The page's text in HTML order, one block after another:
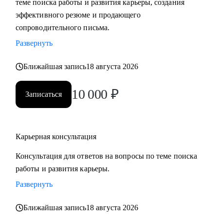
сложные вопросы.
Кому могу помочь:
среднего звена
при смене деятельности, перерыве в карьере, в том числе
• Административный персонал
• Страхование
• Продажи / Услуги
• Информационные технологии
Мой подход в работе – не делаю за вас, делаю вместе с
теме поиска работы и развития карьеры, создания
эффективного резюме и продающего
сопроводительного письма.
Развернуть
Ближайшая запись18 августа 2026
Записаться 10 000 ₽
Карьерная консультация
Консультация для ответов на вопросы по теме поиска
работы и развития карьеры.
Развернуть
Ближайшая запись18 августа 2026